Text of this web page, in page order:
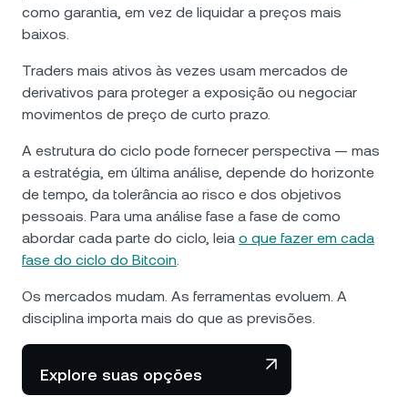
como garantia, em vez de liquidar a preços mais
baixos.
Traders mais ativos às vezes usam mercados de
derivativos para proteger a exposição ou negociar
movimentos de preço de curto prazo.
A estrutura do ciclo pode fornecer perspectiva — mas
a estratégia, em última análise, depende do horizonte
de tempo, da tolerância ao risco e dos objetivos
pessoais. Para uma análise fase a fase de como
abordar cada parte do ciclo, leia o que fazer em cada
fase do ciclo do Bitcoin.
Os mercados mudam. As ferramentas evoluem. A
disciplina importa mais do que as previsões.
Explore suas opções